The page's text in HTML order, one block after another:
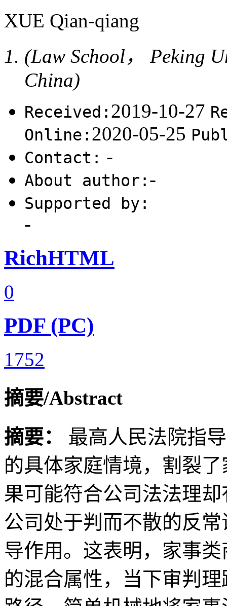
XUE Qian-qiang
(Law School， Peking
China)
Received: 2019-10-27
Online: 2020-05-25
Contact: -
About author: -
Supported by:
-
RichHTML
0
PDF (PC)
1752
摘要/Abstract
摘要： 最高人民法院指
的具体家庭情境，割裂
果可能符合公司法法理
公司处于判而不散的反
导作用。这表明，家事
的混合属性，当下审判